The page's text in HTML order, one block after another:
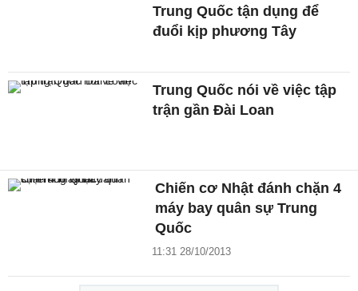
Trung Quốc tận dụng để
đuổi kịp phương Tây
Trung Quốc nói về việc tập
trận gần Đài Loan
Chiến cơ Nhật đánh chặn 4
máy bay quân sự Trung
Quốc
11:31 28/10/2013